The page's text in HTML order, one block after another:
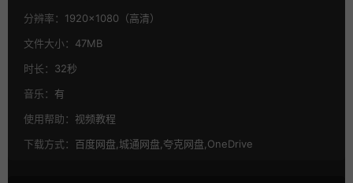
分辨率： 1920×1080（高清）
文件大小： 47MB
时长： 32秒
音乐： 有
使用帮助： 视频教程
下载方式： 百度网盘,城通网盘,夸克网盘,OneDrive